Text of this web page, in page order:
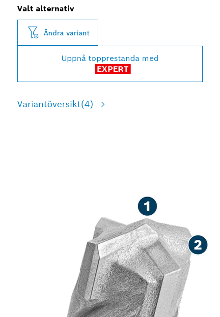
Valt alternativ
Ändra variant
Uppnå topprestanda med
EXPERT
Variantöversikt(4)